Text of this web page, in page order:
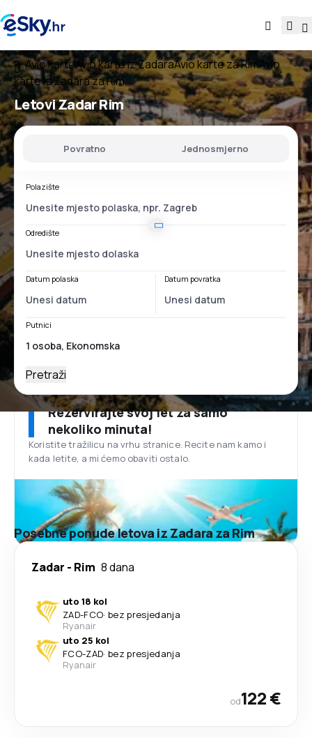
Avio karteAvio karte iz ZadaraAvio karte za RimAvio
karte iz Zadara za Rim
LetoviZadar Rim
Povratno Jednosmjerno
Polazište
Odredište
Datum polaska Datum povratka
Putnici
Pretraži
Rezervirajte svoj let za samo
nekoliko minuta!
Koristite tražilicu na vrhu stranice. Recite nam kamo i
kada letite, a mi ćemo obaviti ostalo.
Posebne ponude letova iz Zadara za Rim
Zadar - Rim 8 dana
uto 18 kol
ZAD-FCO· bez presjedanja
Ryanair
uto 25 kol
FCO-ZAD· bez presjedanja
Ryanair
od122 €